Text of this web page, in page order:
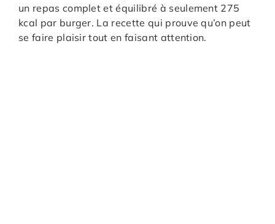
un repas complet et équilibré à seulement 275
kcal par burger. La recette qui prouve qu’on peut
se faire plaisir tout en faisant attention.